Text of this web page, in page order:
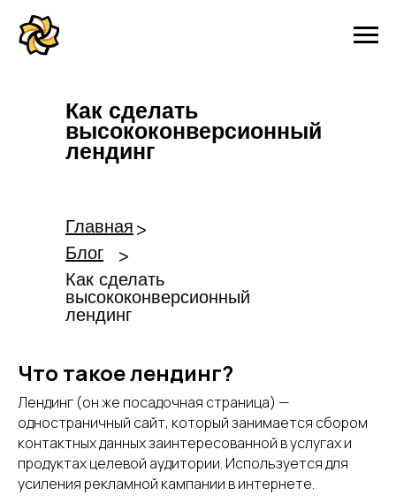
Как сделать
высококонверсионный
лендинг
Главная >
Блог
>
Как сделать
высококонверсионный
лендинг
Что такое лендинг?
Лендинг (он же посадочная страница) —
одностраничный сайт, который занимается сбором
контактных данных заинтересованной в услугах и
продуктах целевой аудитории. Используется для
усиления рекламной кампании в интернете.